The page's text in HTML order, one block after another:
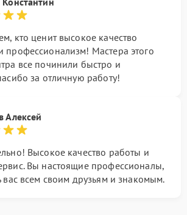
кто ценит высокое качество
профессионализм! Мастера этого
все починили быстро и
за отличную работу!
Алексей
Высокое качество работы и
Вы настоящие профессионалы,
вас всем своим друзьям и знакомым.